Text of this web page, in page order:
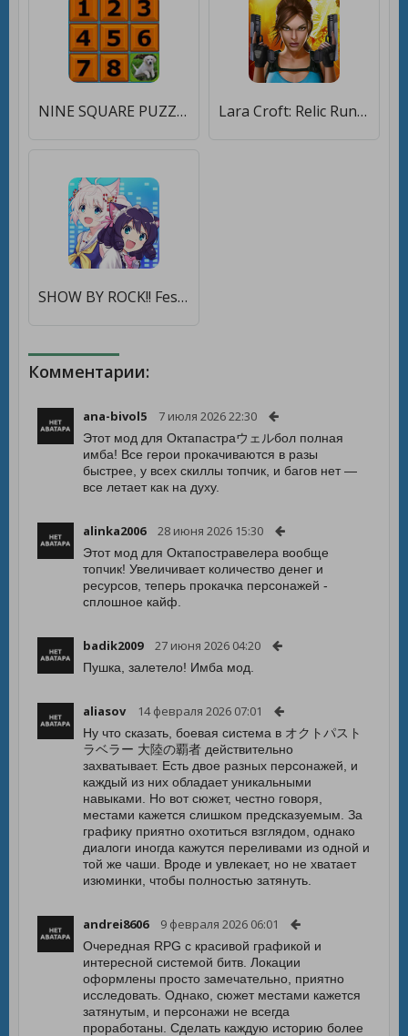
NINE SQUARE PUZZLE [Много монет] Lara Croft: Relic Run [Много денег]
SHOW BY ROCK!! Fes A Live [Бесплатные покупки]
Комментарии:
ana-bivol5 7 июля 2026 22:30
Этот мод для Октапастраウェルбол полная
имба! Все герои прокачиваются в разы
быстрее, у всех скиллы топчик, и багов нет —
все летает как на духу.
alinka2006 28 июня 2026 15:30
Этот мод для Октапостравелера вообще
топчик! Увеличивает количество денег и
ресурсов, теперь прокачка персонажей -
сплошное кайф.
badik2009 27 июня 2026 04:20
Пушка, залетело! Имба мод.
aliasov 14 февраля 2026 07:01
Ну что сказать, боевая система в オクトパスト
ラベラー 大陸の覇者 действительно
захватывает. Есть двое разных персонажей, и
каждый из них обладает уникальными
навыками. Но вот сюжет, честно говоря,
местами кажется слишком предсказуемым. За
графику приятно охотиться взглядом, однако
диалоги иногда кажутся переливами из одной и
той же чаши. Вроде и увлекает, но не хватает
изюминки, чтобы полностью затянуть.
andrei8606 9 февраля 2026 06:01
Очередная RPG с красивой графикой и
интересной системой битв. Локации
оформлены просто замечательно, приятно
исследовать. Однако, сюжет местами кажется
затянутым, и персонажи не всегда
проработаны. Сделать каждую историю более